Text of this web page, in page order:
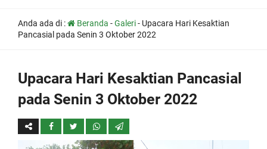
Anda ada di : Beranda -Galeri- Upacara Hari Kesaktian
Pancasial pada Senin 3 Oktober 2022
Upacara Hari Kesaktian Pancasial
pada Senin 3 Oktober 2022